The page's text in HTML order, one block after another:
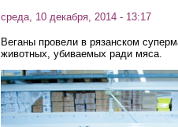
среда, 10 декабря, 2014 - 13:17
Веганы провели в рязанском
животных, убиваемых ради мяса.
2.jpg